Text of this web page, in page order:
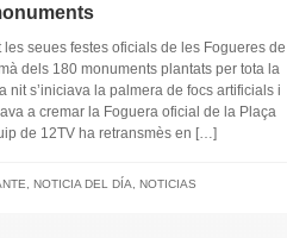
seues festes oficials de les Fogueres de
dels 180 monuments plantats per tota la
nit s’iniciava la palmera de focs artificials i
a cremar la Foguera oficial de la Plaça
de 12TV ha retransmès en […]
NOTICIA DEL DÍA NOTICIAS